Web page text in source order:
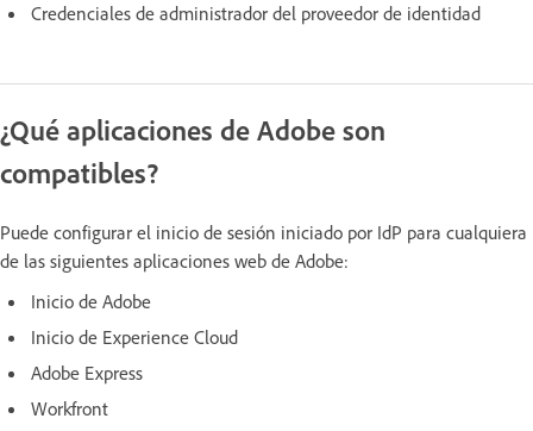
Credenciales de administrador del proveedor de identidad
¿Qué aplicaciones de Adobe son
compatibles?
Puede configurar el inicio de sesión iniciado por IdP para cualquiera
de las siguientes aplicaciones web de Adobe:
Inicio de Adobe
Inicio de Experience Cloud
Adobe Express
Workfront